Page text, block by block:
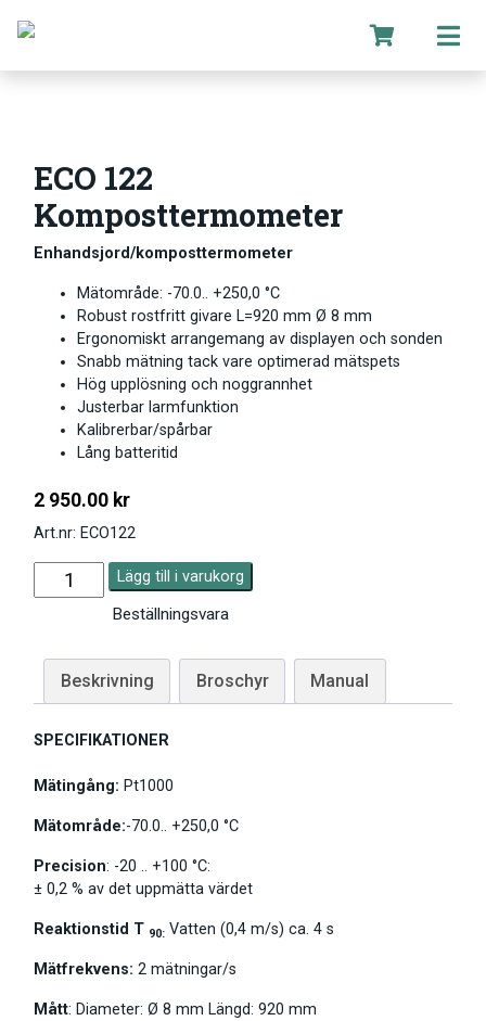
ECO 122
Komposttermometer
Enhandsjord/komposttermometer
Mätområde: -70.0.. +250,0 °C
Robust rostfritt givare L=920 mm Ø 8 mm
Ergonomiskt arrangemang av displayen och sonden
Snabb mätning tack vare optimerad mätspets
Hög upplösning och noggrannhet
Justerbar larmfunktion
Kalibrerbar/spårbar
Lång batteritid
2 950.00 kr
Art.nr: ECO122
Lägg till i varukorg
Beställningsvara
Beskrivning Broschyr Manual
SPECIFIKATIONER
Mätingång: Pt1000
Mätområde:-70.0.. +250,0 °C
Precision: -20 .. +100 °C:
± 0,2 % av det uppmätta värdet
Reaktionstid T 90: Vatten (0,4 m/s) ca. 4 s
Mätfrekvens: 2 mätningar/s
Mått: Diameter: Ø 8 mm Längd: 920 mm